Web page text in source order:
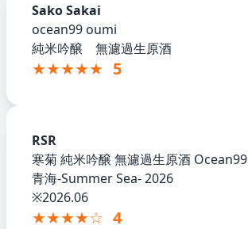
Sako Sakai
ocean99 oumi
純米吟醸 無濾過生原酒
★★★★★ 5
RSR
寒菊 純米吟醸 無濾過生原酒 Ocean99
青海-Summer Sea- 2026
※2026.06
★★★★☆ 4